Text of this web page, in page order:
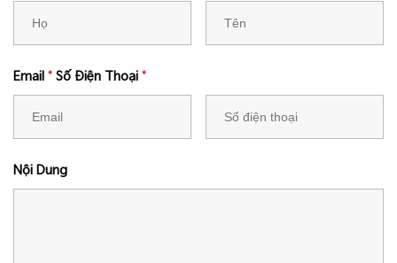
Email * Số Điện Thoại *
Nội Dung